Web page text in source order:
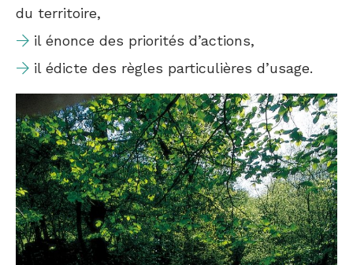
du territoire,
il énonce des priorités d’actions,
il édicte des règles particulières d’usage.